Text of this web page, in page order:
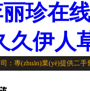
珍在
久伊人
：專(zhuān)業(yè)提供二